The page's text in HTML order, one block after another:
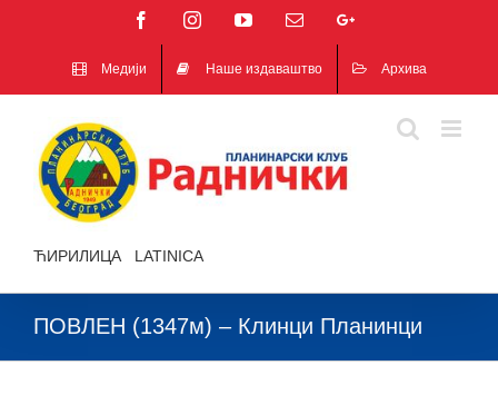
FacebookInstagramYouTubeEmail Google+
Медији Наше издаваштво Архива
ЋИРИЛИЦА LATINICA
ПОВЛЕН (1347м) – Клинци Планинци